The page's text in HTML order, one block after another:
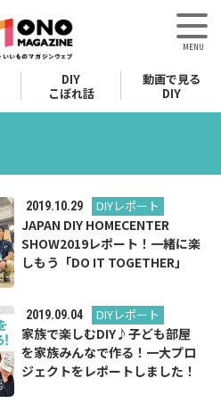
DIY
こぼれ話
動画で見る
DIY
2019.10.29 DIYレポート
JAPAN DIY HOMECENTER
SHOW2019レポート！一緒に楽
しもう「DO IT TOGETHER」
2019.09.04 DIYレポート
家族で楽しむDIY♪子ども部屋
を家族みんなで作る！一大プロ
ジェクトをレポートしました！